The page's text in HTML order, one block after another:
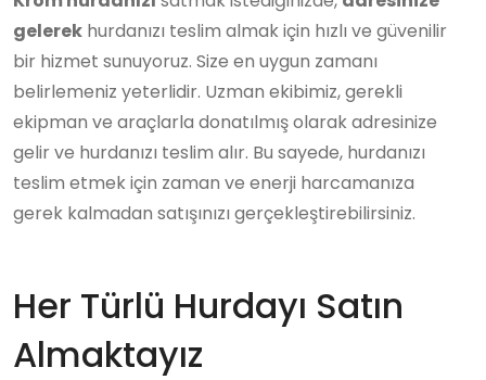
gelerek hurdanızı teslim almak için hızlı ve güvenilir
bir hizmet sunuyoruz. Size en uygun zamanı
belirlemeniz yeterlidir. Uzman ekibimiz, gerekli
ekipman ve araçlarla donatılmış olarak adresinize
gelir ve hurdanızı teslim alır. Bu sayede, hurdanızı
teslim etmek için zaman ve enerji harcamanıza
gerek kalmadan satışınızı gerçekleştirebilirsiniz.
Her Türlü Hurdayı Satın
Almaktayız